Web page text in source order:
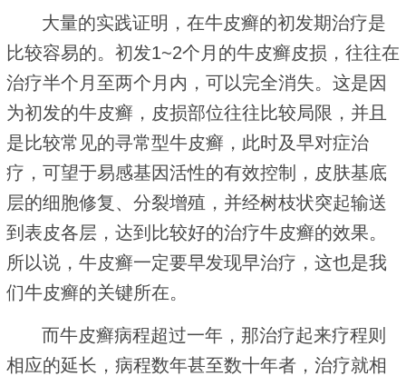
大量的实践证明，在牛皮癣的初发期治疗是
比较容易的。初发1~2个月的牛皮癣皮损，往往在
治疗半个月至两个月内，可以完全消失。这是因
为初发的牛皮癣，皮损部位往往比较局限，并且
是比较常见的寻常型牛皮癣，此时及早对症治
疗，可望于易感基因活性的有效控制，皮肤基底
层的细胞修复、分裂增殖，并经树枝状突起输送
到表皮各层，达到比较好的治疗牛皮癣的效果。
所以说，牛皮癣一定要早发现早治疗，这也是我
们牛皮癣的关键所在。
而牛皮癣病程超过一年，那治疗起来疗程则
相应的延长，病程数年甚至数十年者，治疗就相